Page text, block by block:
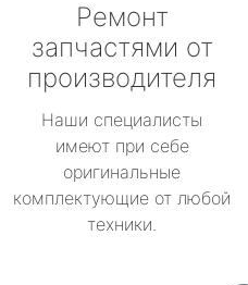
Ремонт
запчастями от
производителя
Наши специалисты
имеют при себе
оригинальные
комплектующие от любой
техники.